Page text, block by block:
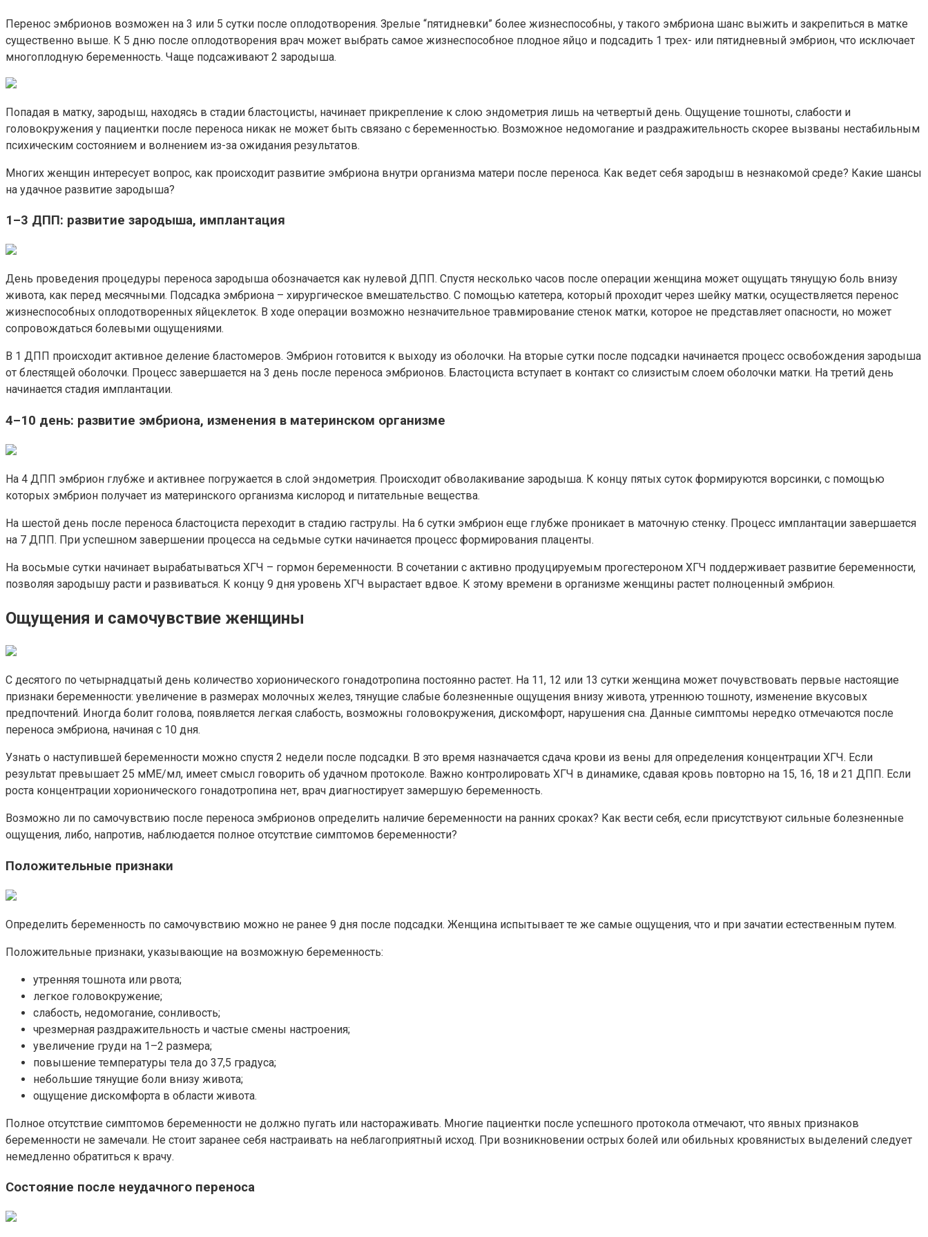
Перенос эмбрионов возможен на 3 или 5 сутки после оплодотворения. Зрелые “пятидневки” более жизнеспособны, у такого эмбриона шанс выжить и закрепиться в матке
существенно выше. К 5 дню после оплодотворения врач может выбрать самое жизнеспособное плодное яйцо и подсадить 1 трех- или пятидневный эмбрион, что исключает
многоплодную беременность. Чаще подсаживают 2 зародыша.
Попадая в матку, зародыш, находясь в стадии бластоцисты, начинает прикрепление к слою эндометрия лишь на четвертый день. Ощущение тошноты, слабости и
головокружения у пациентки после переноса никак не может быть связано с беременностью. Возможное недомогание и раздражительность скорее вызваны нестабильным
психическим состоянием и волнением из-за ожидания результатов.
Многих женщин интересует вопрос, как происходит развитие эмбриона внутри организма матери после переноса. Как ведет себя зародыш в незнакомой среде? Какие шансы
на удачное развитие зародыша?
1–3 ДПП: развитие зародыша, имплантация
День проведения процедуры переноса зародыша обозначается как нулевой ДПП. Спустя несколько часов после операции женщина может ощущать тянущую боль внизу
живота, как перед месячными. Подсадка эмбриона – хирургическое вмешательство. С помощью катетера, который проходит через шейку матки, осуществляется перенос
жизнеспособных оплодотворенных яйцеклеток. В ходе операции возможно незначительное травмирование стенок матки, которое не представляет опасности, но может
сопровождаться болевыми ощущениями.
В 1 ДПП происходит активное деление бластомеров. Эмбрион готовится к выходу из оболочки. На вторые сутки после подсадки начинается процесс освобождения зародыша
от блестящей оболочки. Процесс завершается на 3 день после переноса эмбрионов. Бластоциста вступает в контакт со слизистым слоем оболочки матки. На третий день
начинается стадия имплантации.
4–10 день: развитие эмбриона, изменения в материнском организме
На 4 ДПП эмбрион глубже и активнее погружается в слой эндометрия. Происходит обволакивание зародыша. К концу пятых суток формируются ворсинки, с помощью
которых эмбрион получает из материнского организма кислород и питательные вещества.
На шестой день после переноса бластоциста переходит в стадию гаструлы. На 6 сутки эмбрион еще глубже проникает в маточную стенку. Процесс имплантации завершается
на 7 ДПП. При успешном завершении процесса на седьмые сутки начинается процесс формирования плаценты.
На восьмые сутки начинает вырабатываться ХГЧ – гормон беременности. В сочетании с активно продуцируемым прогестероном ХГЧ поддерживает развитие беременности,
позволяя зародышу расти и развиваться. К концу 9 дня уровень ХГЧ вырастает вдвое. К этому времени в организме женщины растет полноценный эмбрион.
Ощущения и самочувствие женщины
С десятого по четырнадцатый день количество хорионического гонадотропина постоянно растет. На 11, 12 или 13 сутки женщина может почувствовать первые настоящие
признаки беременности: увеличение в размерах молочных желез, тянущие слабые болезненные ощущения внизу живота, утреннюю тошноту, изменение вкусовых
предпочтений. Иногда болит голова, появляется легкая слабость, возможны головокружения, дискомфорт, нарушения сна. Данные симптомы нередко отмечаются после
переноса эмбриона, начиная с 10 дня.
Узнать о наступившей беременности можно спустя 2 недели после подсадки. В это время назначается сдача крови из вены для определения концентрации ХГЧ. Если
результат превышает 25 мМЕ/мл, имеет смысл говорить об удачном протоколе. Важно контролировать ХГЧ в динамике, сдавая кровь повторно на 15, 16, 18 и 21 ДПП. Если
роста концентрации хорионического гонадотропина нет, врач диагностирует замершую беременность.
Возможно ли по самочувствию после переноса эмбрионов определить наличие беременности на ранних сроках? Как вести себя, если присутствуют сильные болезненные
ощущения, либо, напротив, наблюдается полное отсутствие симптомов беременности?
Положительные признаки
Определить беременность по самочувствию можно не ранее 9 дня после подсадки. Женщина испытывает те же самые ощущения, что и при зачатии естественным путем.
Положительные признаки, указывающие на возможную беременность:
утренняя тошнота или рвота;
легкое головокружение;
слабость, недомогание, сонливость;
чрезмерная раздражительность и частые смены настроения;
увеличение груди на 1–2 размера;
повышение температуры тела до 37,5 градуса;
небольшие тянущие боли внизу живота;
ощущение дискомфорта в области живота.
Полное отсутствие симптомов беременности не должно пугать или настораживать. Многие пациентки после успешного протокола отмечают, что явных признаков
беременности не замечали. Не стоит заранее себя настраивать на неблагоприятный исход. При возникновении острых болей или обильных кровянистых выделений следует
немедленно обратиться к врачу.
Состояние после неудачного переноса